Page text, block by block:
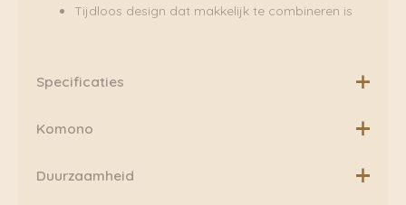
Tijdloos design dat makkelijk te combineren is
Specificaties
Lenskleur:
Categorie 3. Krasbestendige polycarbonaat lenzen
Komono
KOMONO brengt innovatie en hedendaags duurzaam
Duurzaamheid